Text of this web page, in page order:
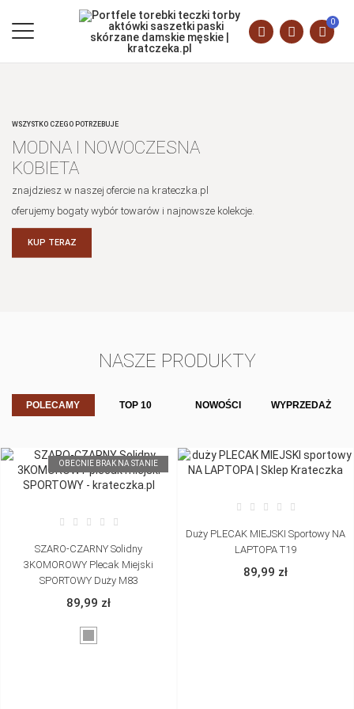
0
WSZYSTKO CZEGO POTRZEBUJE
MODNA I NOWOCZESNA
KOBIETA
znajdziesz w naszej ofercie na krateczka.pl
oferujemy bogaty wybór towarów i najnowsze kolekcje.
KUP TERAZ
NASZE PRODUKTY
POLECAMY TOP 10 NOWOŚCI WYPRZEDAŻ
OBECNIE BRAK NA STANIE
SZARO-CZARNY Solidny
3KOMOROWY Plecak Miejski
SPORTOWY Duży M83
89,99 zł
Duży PLECAK MIEJSKI Sportowy NA
LAPTOPA T19
89,99 zł